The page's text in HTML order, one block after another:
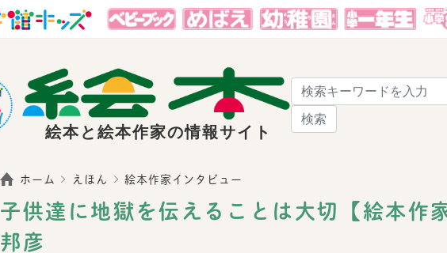
絵本と絵本作家の情報サイト
検索
ホーム えほん 絵本作家インタビュー
子供達に地獄を伝えることは大切【絵本作
邦彦